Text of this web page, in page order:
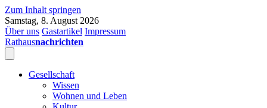
Zum Inhalt springen
Samstag, 8. August 2026
Über uns Gastartikel Impressum
Rathausnachrichten
Gesellschaft
Wissen
Wohnen und Leben